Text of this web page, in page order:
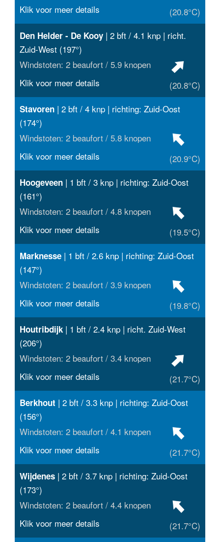
(20.8°C)
Klik voor meer details
Den Helder - De Kooy | 2 bft / 4.1 knp | richt.
Zuid-West (197°)
Windstoten: 2 beaufort / 5.9 knopen
(20.8°C)
Klik voor meer details
Stavoren | 2 bft / 4 knp | richting: Zuid-Oost
(174°)
Windstoten: 2 beaufort / 5.8 knopen
(20.9°C)
Klik voor meer details
Hoogeveen | 1 bft / 3 knp | richting: Zuid-Oost
(161°)
Windstoten: 2 beaufort / 4.8 knopen
(19.5°C)
Klik voor meer details
Marknesse | 1 bft / 2.6 knp | richting: Zuid-Oost
(147°)
Windstoten: 2 beaufort / 3.9 knopen
(19.8°C)
Klik voor meer details
Houtribdijk | 1 bft / 2.4 knp | richt. Zuid-West
(206°)
Windstoten: 2 beaufort / 3.4 knopen
(21.7°C)
Klik voor meer details
Berkhout | 2 bft / 3.3 knp | richting: Zuid-Oost
(156°)
Windstoten: 2 beaufort / 4.1 knopen
(21.7°C)
Klik voor meer details
Wijdenes | 2 bft / 3.7 knp | richting: Zuid-Oost
(173°)
Windstoten: 2 beaufort / 4.4 knopen
(21.7°C)
Klik voor meer details